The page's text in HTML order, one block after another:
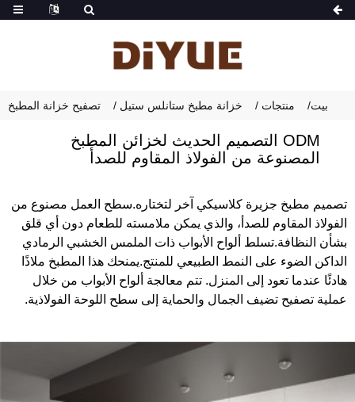
بيت منتجات خزانة مطبخ ستانلس ستيل تصفيح خزانة المطبخ
ODM التصميم الحديث لخزائن المطبخ
المصنوعة من الفولاذ المقاوم للصدأ
تصميم مطبخ جزيرة كلاسيكي آخر لتختاره.سطح العمل مصنوع من
الفولاذ المقاوم للصدأ، والذي يمكن ملامسته للطعام دون أي قلق
بشأن النظافة.تسلط ألواح الأبواب ذات الملمس الخشبي الرمادي
الداكن الضوء على النمط الطبيعي للمنتج.يمنحك هذا المطبخ ملاذًا
هادئًا عندما تعود إلى المنزل. تتم معالجة ألواح الأبواب من خلال
عملية تصفيح تضيف الجمال والحماية إلى سطح اللوحة الفولاذية.